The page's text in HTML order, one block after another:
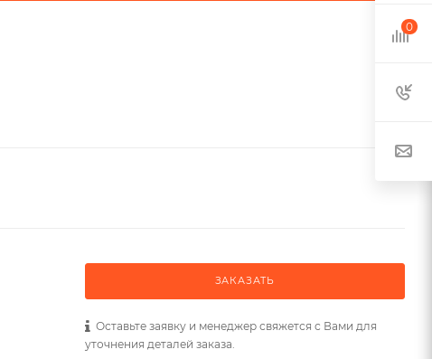
ЗАКАЗАТЬ
Оставьте заявку и менеджер свяжется с Вами для
уточнения деталей заказа.
0